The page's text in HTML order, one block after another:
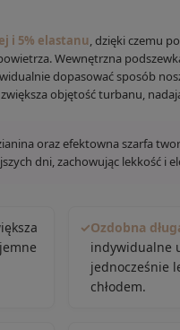
i 5% elastanu, dzięki czemu
Wewnętrzna
dopasować sposób
objętość turbanu,
oraz efektowna szarfa
dni, zachowując lekkość i
✓Ozdobna
indywidualne
jednocześnie
chłodem.